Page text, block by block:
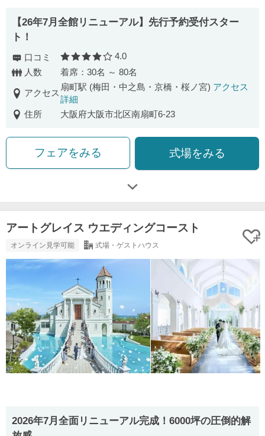
【26年7月全館リニューアル】先行予約受付スター
ト！
口コミ 口コミ評価
4.0
人数
着席：30名 ～ 80名
アクセス
扇町駅 (梅田・中之島・京橋・桜ノ宮) アクセス
詳細
住所
大阪府大阪市北区南扇町6-23
フェアをみる 式場をみる
アートグレイス ウエディングコースト
オンライン見学可能 式場・ゲストハウス
2026年7月全面リニューアル完成！6000坪の圧倒的解